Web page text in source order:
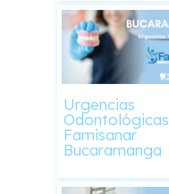
Urgencias
Odontológicas
Famisanar
Bucaramanga